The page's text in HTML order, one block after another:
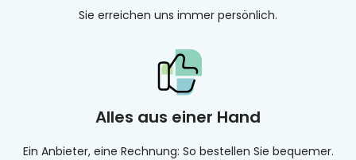
Sie erreichen uns immer persönlich.
Alles aus einer Hand
Ein Anbieter, eine Rechnung: So bestellen Sie bequemer.